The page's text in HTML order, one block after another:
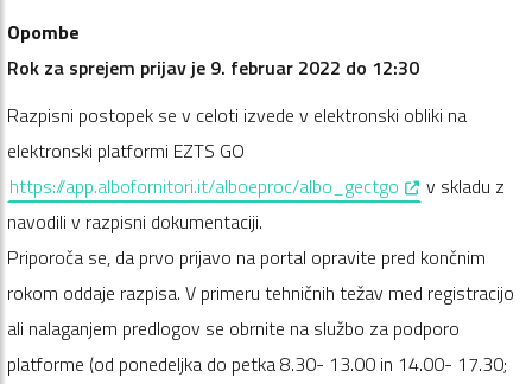
Opombe
Rok za sprejem prijav je 9. februar 2022 do 12:30
Razpisni postopek se v celoti izvede v elektronski obliki na
elektronski platformi EZTS GO
https://app.albofornitori.it/alboeproc/albo_gectgo , opens in a
v skladu z
navodili v razpisni dokumentaciji.
Priporoča se, da prvo prijavo na portal opravite pred končnim
rokom oddaje razpisa. V primeru tehničnih težav med registracijo
ali nalaganjem predlogov se obrnite na službo za podporo
platforme (od ponedeljka do petka 8.30- 13.00 in 14.00- 17.30;